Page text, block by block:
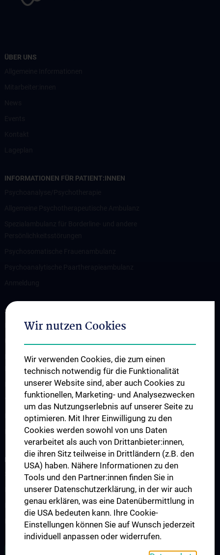
ÜBER UNS
INFORMATIONEN FÜR PATIENT:INNEN
STUDIUM, AUS- UND WEITERBILDUNG
Medizinstudium
Fachärztliche Ausbildung für Psychiatrie und
Psychotherapeutische Medizin/PSY-Diplome
Fortbildungen
Vereine und Fachgesellschaften
Bibliothek
Kontakt
FORSCHUNG
Schwerpunkte
Publikationen
Kongresse/Tagungen
Forschungsinstrumente (Downloads)
Wir nutzen Cookies
Wir verwenden Cookies, die zum einen
technisch notwendig für die Funktionalität
unserer Website sind, aber auch Cookies zu
funktionellen, Marketing- und Analysezwecken
um das Nutzungserlebnis auf unserer Seite zu
optimieren. Mit Ihrer Einwilligung zu den
Cookies werden sowohl von uns Daten
verarbeitet als auch von Drittanbieter:innen,
die ihren Sitz teilweise in Drittländern (z.B. den
USA) haben. Nähere Informationen zu den
Tools und den Partner:innen finden Sie in
unserer Datenschutzerklärung, in der wir auch
genau erklären, was eine Datenübermittlung in
die USA bedeuten kann. Ihre Cookie-
Einstellungen können Sie auf Wunsch jederzeit
individuell anpassen oder widerrufen.